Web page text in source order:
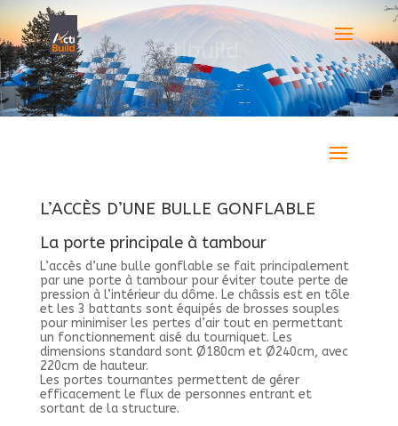
L’ACCÈS D’UNE BULLE GONFLABLE
La porte principale à tambour
L’accès d’une bulle gonflable se fait principalement
par une porte à tambour pour éviter toute perte de
pression à l’intérieur du dôme. Le châssis est en tôle
et les 3 battants sont équipés de brosses souples
pour minimiser les pertes d’air tout en permettant
un fonctionnement aisé du tourniquet. Les
dimensions standard sont Ø180cm et Ø240cm, avec
220cm de hauteur.
​Les portes tournantes permettent de gérer
efficacement le flux de personnes entrant et
sortant de la structure.